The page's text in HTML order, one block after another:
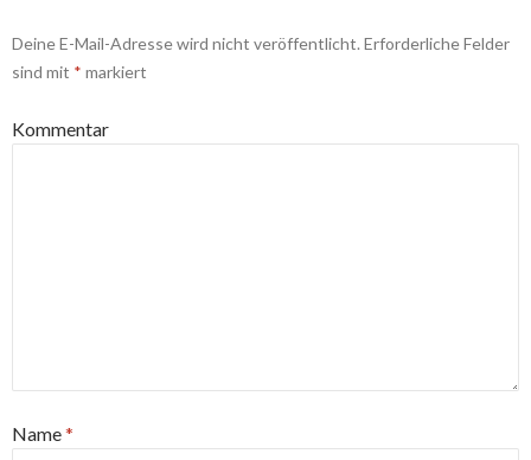
Deine E-Mail-Adresse wird nicht veröffentlicht. Erforderliche Felder
sind mit * markiert
Kommentar
Name*